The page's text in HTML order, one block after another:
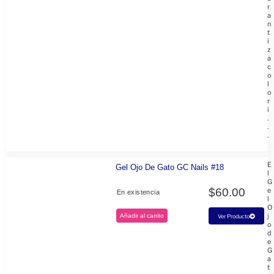
r
a
n
t
i
z
a
c
o
l
o
r
i
.
.
.
Gel Ojo De Gato GC Nails #18
En existencia $60.00
Añadir al carrito Ver Producto
E
l
G
e
l
O
j
o
d
e
G
a
t